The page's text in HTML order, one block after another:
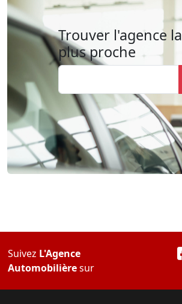
Trouver l'agence la
plus proche
Suivez L'Agence
Automobilièresur